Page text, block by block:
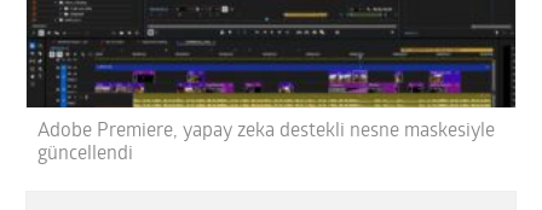
Adobe Premiere, yapay zeka destekli nesne maskesiyle
güncellendi